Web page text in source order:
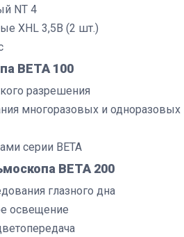
NT 4
XHL 3,5В (2 шт.)
BETA 100
разрешения
многоразовых и одноразовых
серии BETA
BETA 200
глазного дна
освещение